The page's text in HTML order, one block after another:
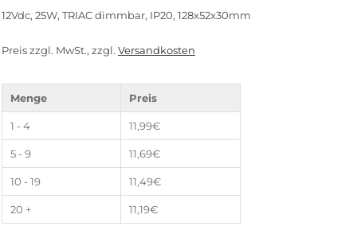
12Vdc, 25W, TRIAC dimmbar, IP20, 128x52x30mm
Preis zzgl. MwSt., zzgl. Versandkosten
Menge Preis
1 - 4 11,99€
5 - 9 11,69€
10 - 19 11,49€
20 + 11,19€